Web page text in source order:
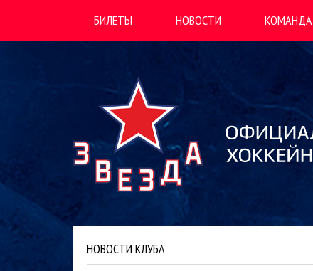
БИЛЕТЫ НОВОСТИ КОМАНДА
НОВОСТИ КЛУБА